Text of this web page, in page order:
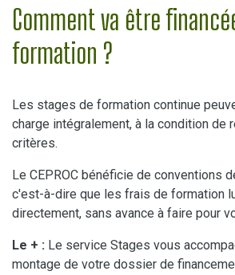
Comment va être
formation ?
Les stages de formation continue
charge intégralement, à la condition de
critères.
Le CEPROC bénéficie de conventions
c'est-à-dire que les frais de formation
directement, sans avance à faire pour
Le + : Le service Stages vous
montage de votre dossier de